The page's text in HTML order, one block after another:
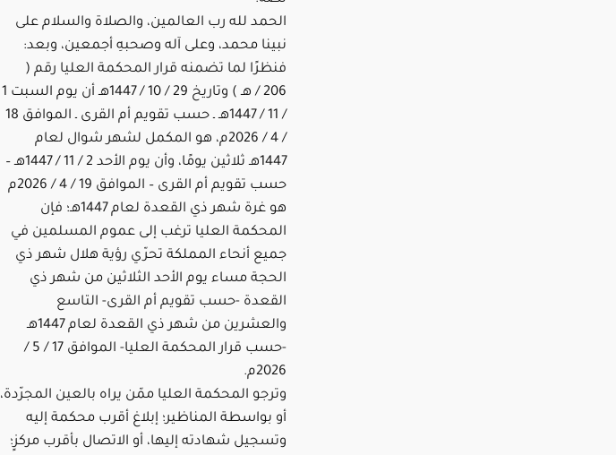
الحمد لله رب العالمين، والصلاة والسلام على
نبينا محمد، وعلى آله وصحبهِ أجمعين، وبعد:
فنظرًا لما تضمنه قرار المحكمة العليا رقم (
206 / هـ ) وتاريخ 29 / 10 / 1447هـ أن يوم السبت 1
/ 11 / 1447هـ ـ حسب تقويم أم القرى ـ الموافق 18
/ 4 / 2026م، هو المكمل لشهر شوال لعام
1447هـ ثلاثين يومًا، وأن يوم الأحد 2 / 11 / 1447هـ –
حسب تقويم أم القرى – الموافق 19 / 4 / 2026م
هو غرة شهر ذي القعدة لعام 1447هـ؛ فإن
المحكمة العليا ترغب إلى عموم المسلمين في
جميع أنحاء المملكة تحرّي رؤية هلال شهر ذي
الحجة مساء يوم الأحد الثلاثين من شهر ذي
القعدة -حسب تقويم أم القرى- التاسع
والعشرين من شهر ذي القعدة لعام 1447هـ
-حسب قرار المحكمة العليا- الموافق 17 / 5 /
2026م.
وترجو المحكمة العليا ممّن يراه بالعين المجرّدة،
أو بواسطة المناظير؛ إبلاغ أقرب محكمة إليه
وتسجيل شهادته إليها، أو الاتصال بأقرب مركزٍ؛